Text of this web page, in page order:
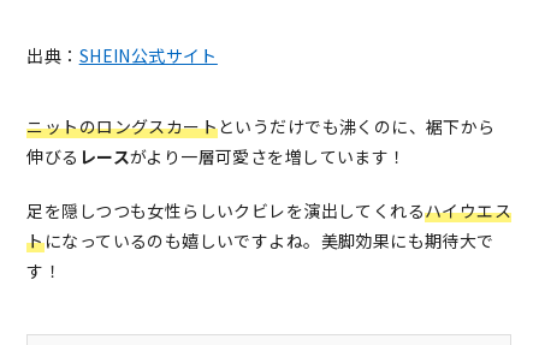
出典： SHEIN公式サイト
ニットのロングスカートというだけでも沸くのに、裾下から
伸びる レースがより一層可愛さを増しています！
足を隠しつつも女性らしいクビレを演出してくれるハイウエス
トになっているのも嬉しいですよね。美脚効果にも期待大で
す！